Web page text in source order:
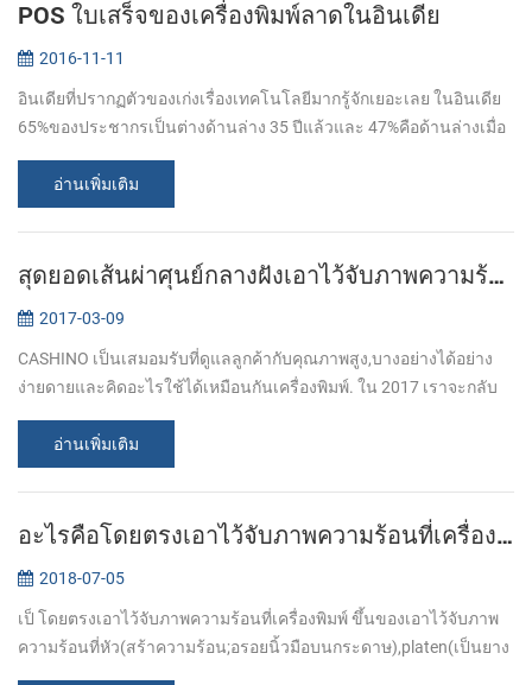
POS ใบเสร็จของเครื่องพิมพ์ลาดในอินเดีย
2016-11-11
อินเดียที่ปรากฏตัวของเก่งเรื่องเทคโนโลยีมากรู้จักเยอะเลย ในอินเดีย
65%ของประชากรเป็นต่างด้านล่าง 35 ปีแล้วและ 47%คือด้านล่างเมื่อ
29 ป...อ่านเพิ่มเติม
สุดยอดเส้นผ่าศุนย์กลางฝังเอาไว้จับภาพความร้อนที่เครื่องพิมพ์สนับสนุนเงินสดกล่อง
2017-03-09
CASHINO เป็นเสมอมรับที่ดูแลลูกค้ากับคุณภาพสูง,บางอย่างได้อย่าง
ง่ายดายและคิดอะไรใช้ได้เหมือนกันเครื่องพิมพ์. ใน 2017 เราจะกลับ
เรา ในเดือนมีน...
อ่านเพิ่มเติม
อะไรคือโดยตรงเอาไว้จับภาพความร้อนที่เครื่องพิมพ์?
2018-07-05
เป็ โดยตรงเอาไว้จับภาพความร้อนที่เครื่องพิมพ์ ขึ้นของเอาไว้จับภาพ
ความร้อนที่หัว(สร้าความร้อน;อรอยนิ้วมือบนกระดาษ),platen(เป็นยาง